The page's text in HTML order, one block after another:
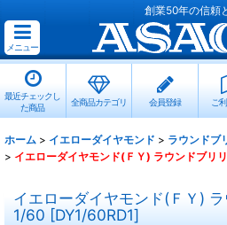
創業50年の信頼
メニュー
最近チェックし
た商品
全商品カテゴリ 会員登録 ご
ホーム > イエローダイヤモンド > ラウンドブ
> イエローダイヤモンド(ＦＹ) ラウンドブリ
イエローダイヤモンド(ＦＹ)
1/60 [DY1/60RD1]